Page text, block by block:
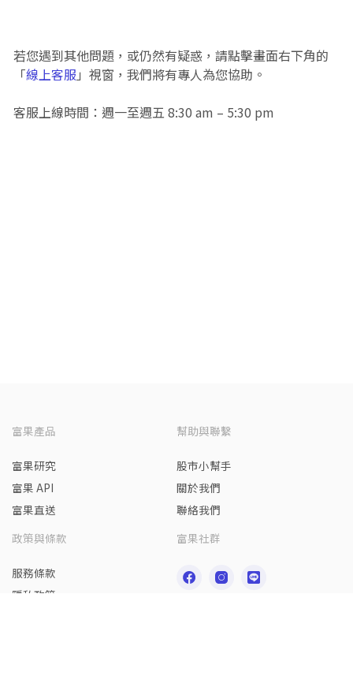
若您遇到其他問題，或仍然有疑惑，請點擊畫面右下角的
「線上客服 」視窗，我們將有專人為您協助。
客服上線時間：週一至週五 8:30 am – 5:30 pm
富果產品
富果研究
富果 API
富果直送
幫助與聯繫
股市小幫手
關於我們
聯絡我們
政策與條款
服務條款
隱私政策
富果社群